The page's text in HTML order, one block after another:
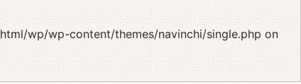
wp/wp-content/themes/navinchi/single.php on